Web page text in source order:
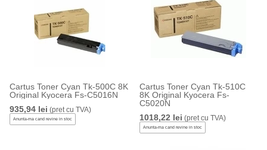
Cartus Toner Cyan Tk-500C 8K
Original Kyocera Fs-C5016N
935,94 lei (pret cu TVA)
Anunta-ma cand revine in stoc
Cartus Toner Cyan Tk-510C
8K Original Kyocera Fs-
C5020N
1018,22 lei (pret cu TVA)
Anunta-ma cand revine in stoc